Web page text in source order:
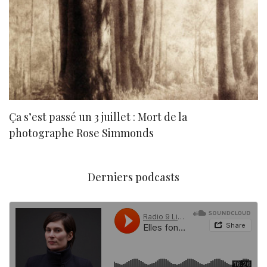
Ça s’est passé un 3 juillet : Mort de la
photographe Rose Simmonds
Derniers podcasts